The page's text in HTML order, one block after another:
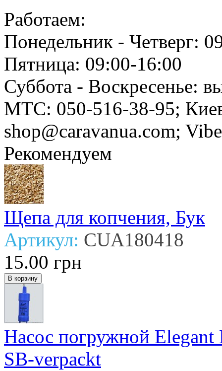
Работаем:
Понедельник - Четверг:
Пятница: 09:00-16:00
Суббота - Воскресенье:
МТС: 050-516-38-95;
shop@caravanua.com;
Рекомендуем
Щепа для копчения, Бук
Артикул: CUA180418
15.00 грн
Насос погружной
SB-verpackt